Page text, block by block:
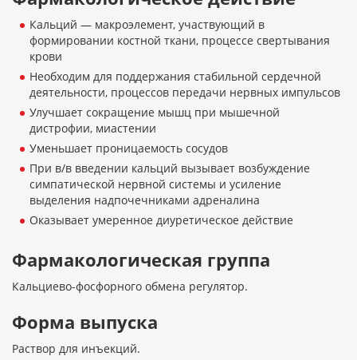
Кальций — макроэлемент, участвующий в
формировании костной ткани, процессе свертывания
крови
Необходим для поддержания стабильной сердечной
деятельности, процессов передачи нервных импульсов
Улучшает сокращение мышц при мышечной
дистрофии, миастении
Уменьшает проницаемость сосудов
При в/в введении кальций вызывает возбуждение
симпатической нервной системы и усиление
выделения надпочечниками адреналина
Оказывает умеренное диуретическое действие
Фармакологическая группа
Кальциево-фосфорного обмена регулятор.
Форма выпуска
Раствор для инъекций.